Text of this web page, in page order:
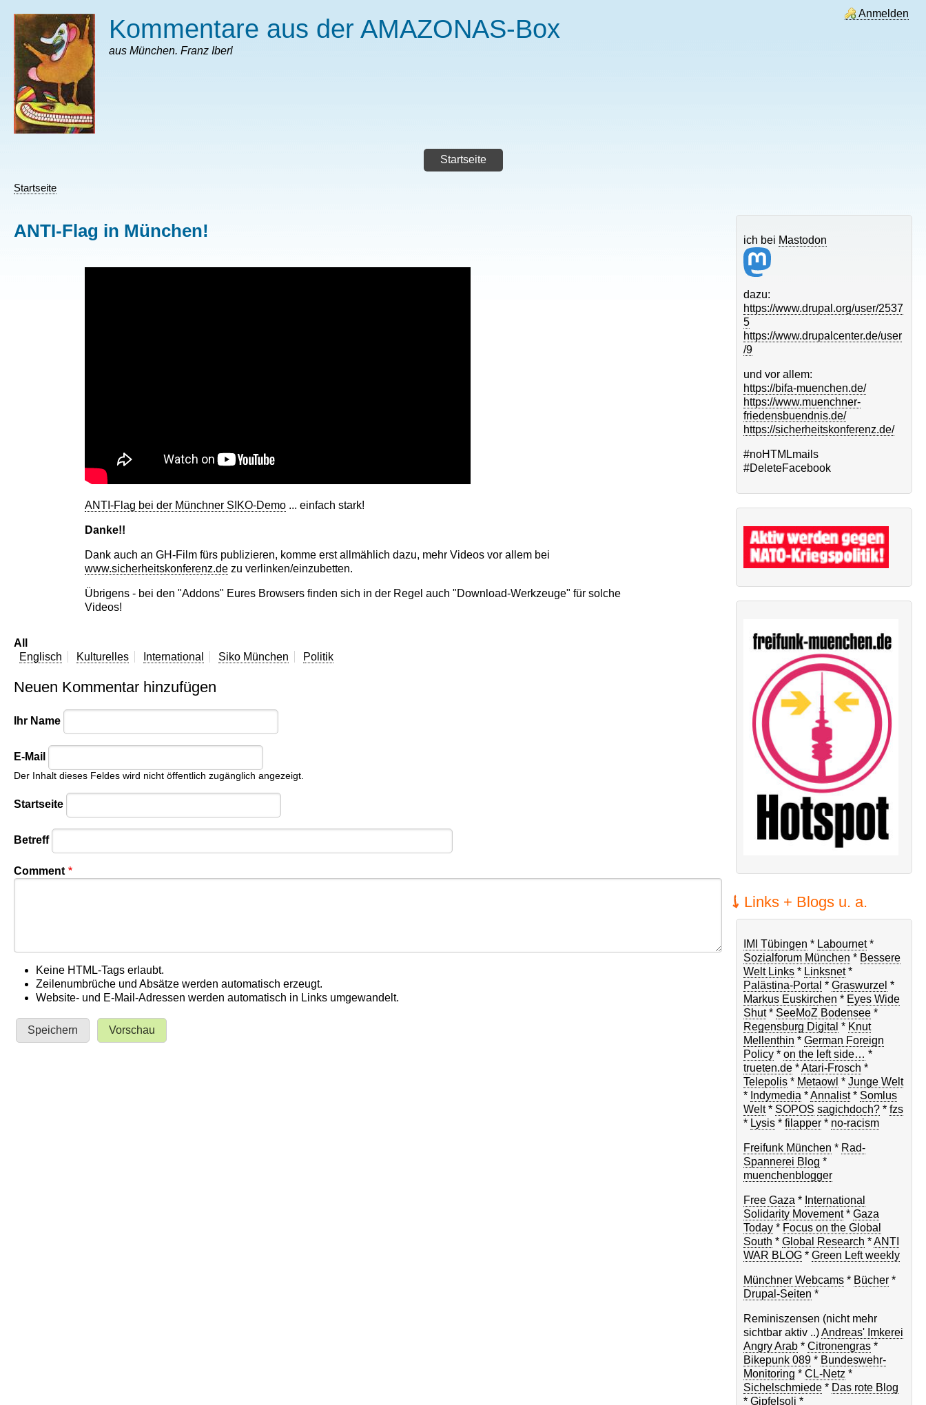
zum
Inhalt
Anmelden
Kommentare aus der AMAZONAS-Box
aus München. Franz Iberl
Startseite
Startseite
ANTI-Flag in München!
ANTI-Flag bei der Münchner SIKO-Demo... einfach stark!
Danke!!
Dank auch an GH-Film fürs publizieren, komme erst allmählich dazu, mehr Videos vor allem bei
www.sicherheitskonferenz.dezu verlinken/einzubetten.
Übrigens - bei den "Addons" Eures Browsers finden sich in der Regel auch "Download-Werkzeuge" für solche
Videos!
All
Englisch
Kulturelles International Siko München Politik
Neuen Kommentar hinzufügen
Ihr Name
E-Mail
Der Inhalt dieses Feldes wird nicht öffentlich zugänglich angezeigt.
Startseite
Betreff
Comment
Keine HTML-Tags erlaubt.
Zeilenumbrüche und Absätze werden automatisch erzeugt.
Website- und E-Mail-Adressen werden automatisch in Links umgewandelt.
ich bei Mastodon
dazu:
https://www.drupal.org/user/2537
5
https://www.drupalcenter.de/user
/9
und vor allem:
https://bifa-muenchen.de/
https://www.muenchner-
friedensbuendnis.de/
https://sicherheitskonferenz.de/
#noHTMLmails
#DeleteFacebook
Links + Blogs u. a.
IMI Tübingen * Labournet*
Sozialforum München * Bessere
Welt Links * Linksnet*
Palästina-Portal *Graswurzel *
Markus Euskirchen * Eyes Wide
Shut* SeeMoZ Bodensee *
Regensburg Digital * Knut
Mellenthin *German Foreign
Policy *on the left side… *
trueten.de *Atari-Frosch *
Telepolis * Metaowl *Junge Welt
* Indymedia *Annalist* Somlus
Welt* SOPOS sagichdoch? *fzs
* Lysis *filapper * no-racism
Freifunk München * Rad-
Spannerei Blog *
muenchenblogger
Free Gaza * International
Solidarity Movement*Gaza
Today * Focus on the Global
South *Global Research *ANTI
WAR BLOG *Green Left weekly
Münchner Webcams * Bücher *
Drupal-Seiten *
Reminiszensen (nicht mehr
sichtbar aktiv ..)Andreas' Imkerei
Angry Arab *Citronengras *
Bikepunk 089 * Bundeswehr-
Monitoring *CL-Netz *
Sichelschmiede * Das rote Blog
*Gipfelsoli *